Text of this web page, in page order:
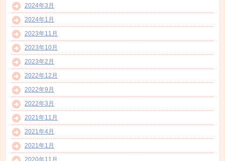
2024年3月
2024年1月
2023年11月
2023年10月
2023年2月
2022年12月
2022年9月
2022年3月
2021年11月
2021年4月
2021年1月
2020年11月